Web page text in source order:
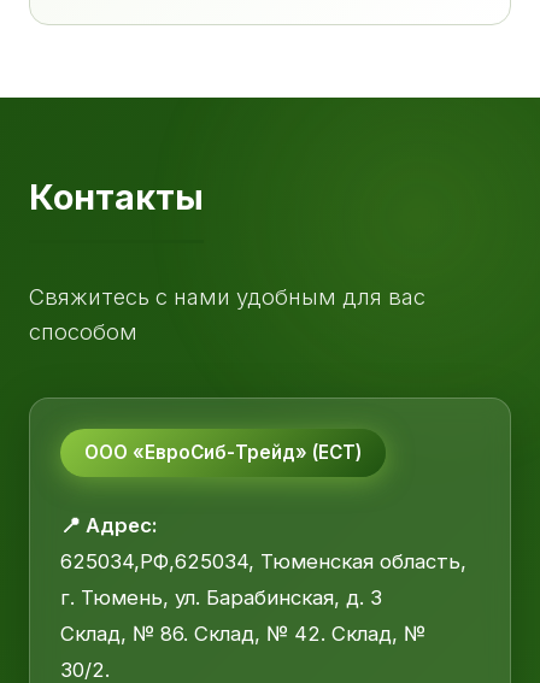
Контакты
Свяжитесь с нами удобным для вас
способом
ООО «ЕвроСиб-Трейд» (ЕСТ)
📍 Адрес:
625034,РФ,625034, Тюменская область,
г. Тюмень, ул. Барабинская, д. 3
Склад, № 86. Склад, № 42. Склад, №
30/2.